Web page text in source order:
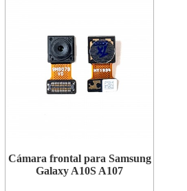
Cámara frontal para Samsung
Galaxy A10S A107